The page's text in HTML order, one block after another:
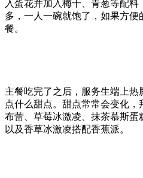
入蛋花并加入梅干‬、青葱等配
多‬，‪一人一碗就饱了，如果方
餐。
主餐吃完了之后，服务生端上
点什么甜点。甜点常常会变化
布蕾、草莓冰激凌、抹茶慕斯蛋
以及香草冰激凌搭配香蕉派。